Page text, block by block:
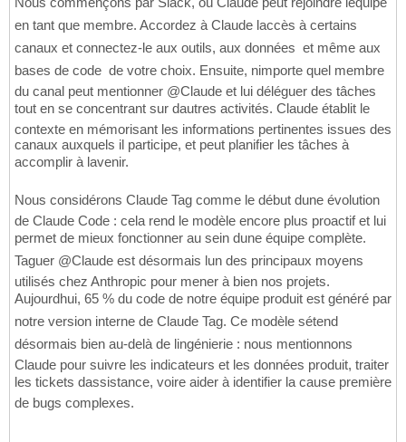
en tant que membre. Accordez à Claude laccès à certains
canaux et connectez-le aux outils, aux données  et même aux
bases de code  de votre choix. Ensuite, nimporte quel membre
du canal peut mentionner @Claude et lui déléguer des tâches
tout en se concentrant sur dautres activités. Claude établit le
contexte en mémorisant les informations pertinentes issues des
canaux auxquels il participe, et peut planifier les tâches à
accomplir à lavenir.
Nous considérons Claude Tag comme le début dune évolution
de Claude Code : cela rend le modèle encore plus proactif et lui
permet de mieux fonctionner au sein dune équipe complète.
Taguer @Claude est désormais lun des principaux moyens
utilisés chez Anthropic pour mener à bien nos projets.
Aujourdhui, 65 % du code de notre équipe produit est généré par
notre version interne de Claude Tag. Ce modèle sétend
désormais bien au-delà de lingénierie : nous mentionnons
Claude pour suivre les indicateurs et les données produit, traiter
les tickets dassistance, voire aider à identifier la cause première
de bugs complexes.